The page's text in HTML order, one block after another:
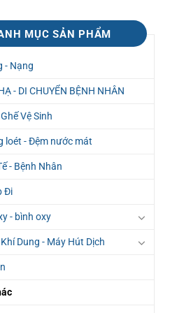
MỤC SẢN PHẨM
- Nạng
- DI CHUYỂN BỆNH NHÂN
Vệ Sinh
loét - Đệm nước mát
- Bệnh Nhân
Đi
- bình oxy
Dung - Máy Hút Dịch